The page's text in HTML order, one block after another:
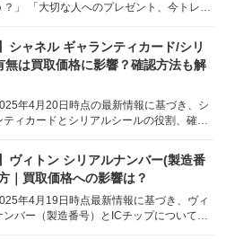
」 「大切な人へのプレゼント、今トレン
」。 お気に入りのブランドが世の中でどう
評価されているのか、気になりますよね。 /* Basic st...
シャネル ギャランティカード/シリ
無は買取価格に影響？確認方法も解
年4月20日時点の最新情報に基づき、シ
ティカードとシリアルシールの役割、確認
ヴィトン シリアルナンバー(製造番
｜買取価格への影響は？
年4月19日時点最新情報に基づき、ヴィ
ンバー（製造番号）とICチップについて、